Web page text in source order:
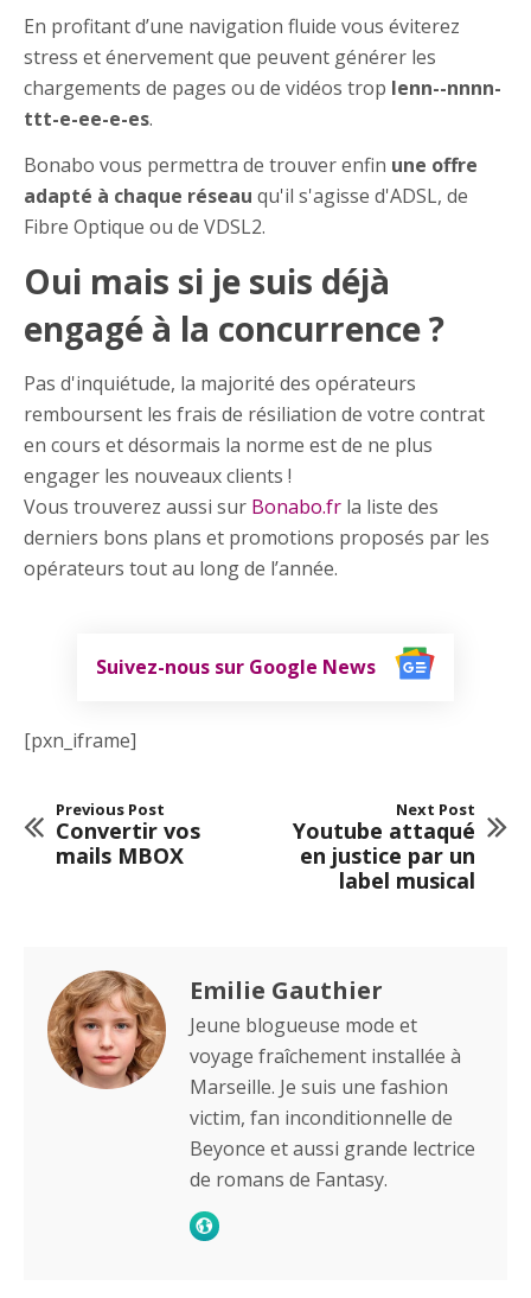
En profitant d’une navigation fluide vous éviterez
stress et énervement que peuvent générer les
chargements de pages ou de vidéos trop lenn--nnnn-
ttt-e-ee-e-es.
Bonabo vous permettra de trouver enfin une offre
adapté à chaque réseau qu'il s'agisse d'ADSL, de
Fibre Optique ou de VDSL2.
Oui mais si je suis déjà
engagé à la concurrence ?
Pas d'inquiétude, la majorité des opérateurs
remboursent les frais de résiliation de votre contrat
en cours et désormais la norme est de ne plus
engager les nouveaux clients !
Vous trouverez aussi sur Bonabo.fr la liste des
derniers bons plans et promotions proposés par les
opérateurs tout au long de l’année.
Suivez-nous sur Google News
[pxn_iframe]
Previous Post
Convertir vos
mails MBOX
Next Post
Youtube attaqué
en justice par un
label musical
Emilie Gauthier
Jeune blogueuse mode et
voyage fraîchement installée à
Marseille. Je suis une fashion
victim, fan inconditionnelle de
Beyonce et aussi grande lectrice
de romans de Fantasy.